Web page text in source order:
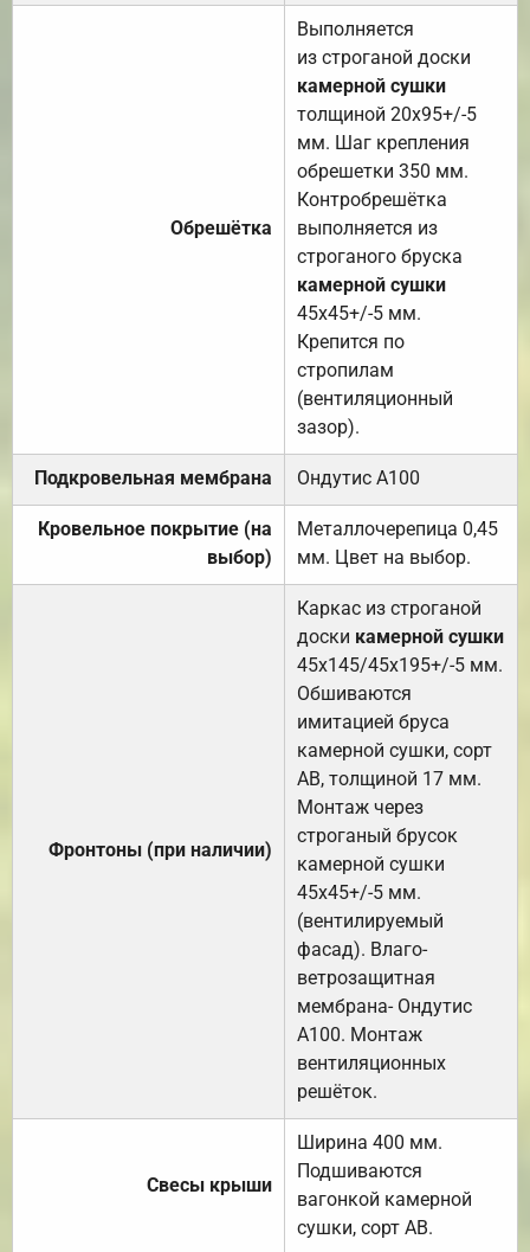
Обрешётка
Выполняется
из строганой доски
камерной сушки
толщиной 20х95+/-5
мм. Шаг крепления
обрешетки 350 мм.
Контробрешётка
выполняется из
строганого бруска
камерной сушки
45х45+/-5 мм.
Крепится по
стропилам
(вентиляционный
зазор).
Подкровельная мембрана Ондутис А100
Кровельное покрытие (на
выбор)
Металлочерепица 0,45
мм. Цвет на выбор.
Фронтоны (при наличии)
Каркас из строганой
доски камерной сушки
45х145/45х195+/-5 мм.
Обшиваются
имитацией бруса
камерной сушки, сорт
АВ, толщиной 17 мм.
Монтаж через
строганый брусок
камерной сушки
45х45+/-5 мм.
(вентилируемый
фасад). Влаго-
ветрозащитная
мембрана- Ондутис
А100. Монтаж
вентиляционных
решёток.
Свесы крыши
Ширина 400 мм.
Подшиваются
вагонкой камерной
сушки, сорт АВ.